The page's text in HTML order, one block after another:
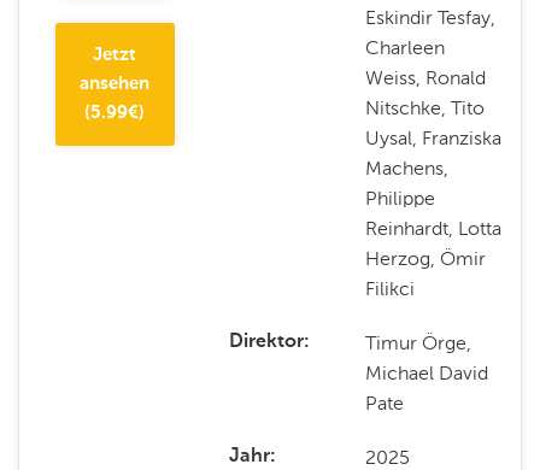
Jetzt
ansehen
(5.99€)
Eskindir Tesfay,
Charleen
Weiss, Ronald
Nitschke, Tito
Uysal, Franziska
Machens,
Philippe
Reinhardt, Lotta
Herzog, Ömir
Filikci
Direktor
Timur Örge,
Michael David
Pate
Jahr 2025